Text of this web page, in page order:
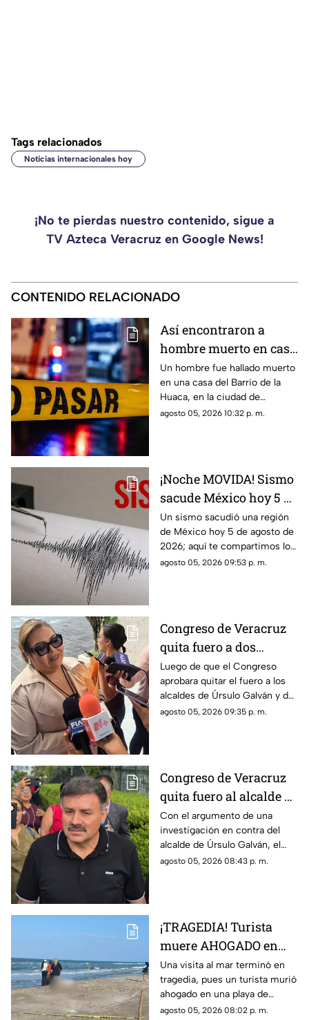
Tags relacionados
Noticias internacionales hoy
¡No te pierdas nuestro contenido, sigue a
TV Azteca Veracruz en Google News!
CONTENIDO RELACIONADO
Así encontraron a
hombre muerto en casa
del Barrio de la Huaca,
en Veracruz
Un hombre fue hallado muerto
en una casa del Barrio de la
Huaca, en la ciudad de
Veracruz, por lo que la zona
agosto 05, 2026 10:32 p. m.
¡Noche MOVIDA! Sismo
sacude México hoy 5 de
agosto de 2026 ¿Cuál
fue la magnitud?
Un sismo sacudió una región
de México hoy 5 de agosto de
2026; aquí te compartimos los
detalles.
agosto 05, 2026 09:53 p. m.
Congreso de Veracruz
quita fuero a dos
alcaldes de
Movimiento
Ciudadano; podrían ser
detenidos
Luego de que el Congreso
aprobara quitar el fuero a los
alcaldes de Úrsulo Galván y de
Ixhuatlán del Sureste, estos
agosto 05, 2026 09:35 p. m.
Congreso de Veracruz
quita fuero al alcalde de
Úrsulo Galván por
investigación en su
contra ¿De qué lo
acusan?
Con el argumento de una
investigación en contra del
alcalde de Úrsulo Galván, el
Congreso de Veracruz le quitó
agosto 05, 2026 08:43 p. m.
¡TRAGEDIA! Turista
muere AHOGADO en
PLAYA de Veracruz;
esto se sabe
Una visita al mar terminó en
tragedia, pues un turista murió
ahogado en una playa de
Veracruz, lo que movilizó a
agosto 05, 2026 08:02 p. m.